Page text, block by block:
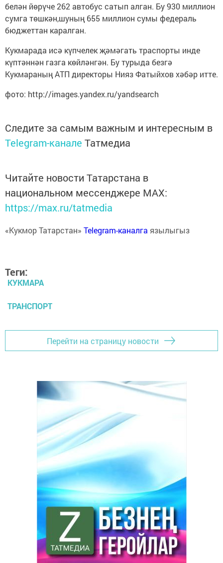
белән йөрүче 262 автобус сатып алган. Бу 930 миллион
сумга төшкән,шуның 655 миллион сумы федераль
бюджеттан каралган.
Кукмарада исә күпчелек җәмәгать траспорты инде
күптәннән газга көйләнгән. Бу турыда безгә
Кукмараның АТП директоры Нияз Фатыйхов хәбәр итте.
фото: http://images.yandex.ru/yandsearch
Следите за самым важным и интересным в
Telegram-канале Татмедиа
Читайте новости Татарстана в
национальном мессенджере MАХ:
https://max.ru/tatmedia
«Кукмор Татарстан» Telegram-каналга язылыгыз
Теги:
КУКМАРА
ТРАНСПОРТ
Перейти на страницу новости